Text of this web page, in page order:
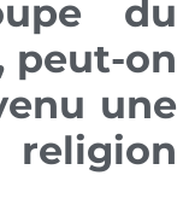
du
peut-on
une